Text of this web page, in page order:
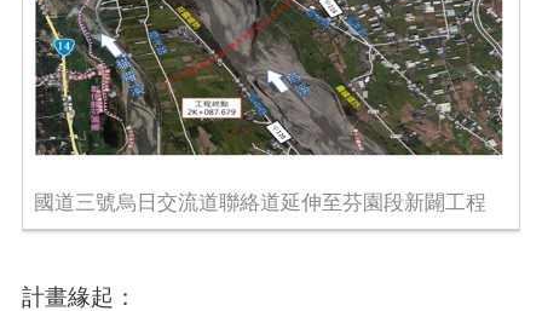
國道三號烏日交流道聯絡道延伸至芬園段新闢工程
計畫緣起：